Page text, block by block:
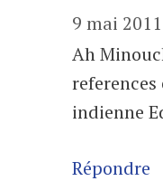
9 mai
Ah
indienne
Répondre